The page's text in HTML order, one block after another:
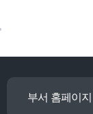
부서 홈페이지